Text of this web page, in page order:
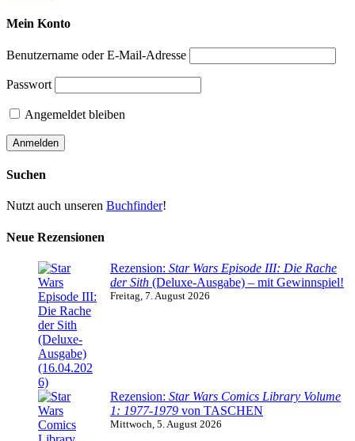
Mein Konto
Benutzername oder E-Mail-Adresse
Passwort
Angemeldet bleiben
Suchen
Nutzt auch unseren Buchfinder!
Neue Rezensionen
Rezension: Star Wars Episode III: Die Rache
der Sith (Deluxe-Ausgabe) – mit Gewinnspiel!
Freitag, 7. August 2026
Rezension: Star Wars Comics Library Volume
1: 1977-1979 von TASCHEN
Mittwoch, 5. August 2026